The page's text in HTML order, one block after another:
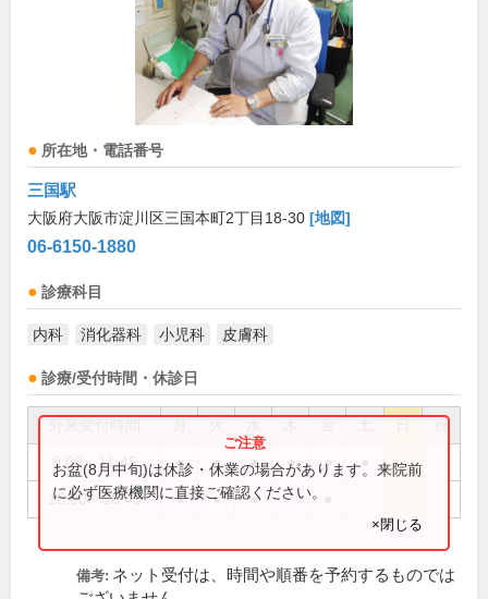
所在地・電話番号
三国駅
大阪府大阪市淀川区三国本町2丁目18-30 [地図]
06-6150-1880
診療科目
内科 消化器科 小児科 皮膚科
診療/受付時間・休診日
祝
9:00～11:45 ● ● ● ● ●
16:00～18:45 ● ● ●
お盆(8月中旬)は休診・休業の場合があります。来院前
に必ず医療機関に直接ご確認ください。
×閉じる
備考: ネット受付は、時間や順番を予約するものでは